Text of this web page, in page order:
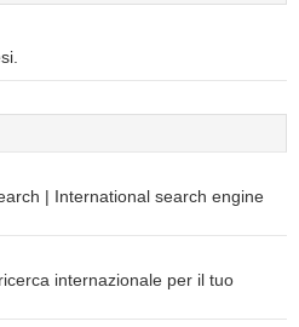
| International search engine
internazionale per il tuo